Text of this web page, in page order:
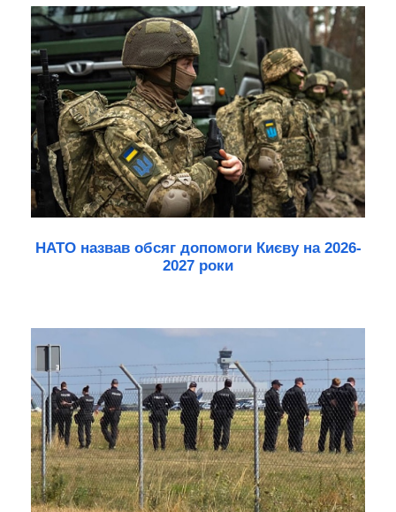
НАТО назвав обсяг допомоги Києву на 2026-
2027 роки